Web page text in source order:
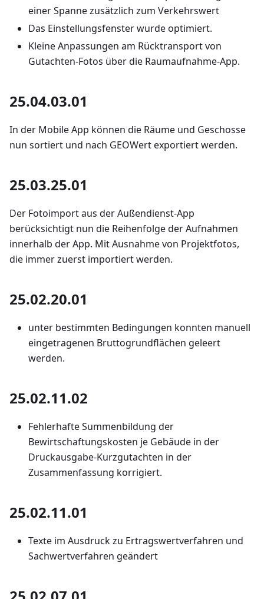
einer Spanne zusätzlich zum Verkehrswert
Das Einstellungsfenster wurde optimiert.
Kleine Anpassungen am Rücktransport von
Gutachten-Fotos über die Raumaufnahme-App.
25.04.03.01
In der Mobile App können die Räume und Geschosse
nun sortiert und nach GEOWert exportiert werden.
25.03.25.01
Der Fotoimport aus der Außendienst-App
berücksichtigt nun die Reihenfolge der Aufnahmen
innerhalb der App. Mit Ausnahme von Projektfotos,
die immer zuerst importiert werden.
25.02.20.01
unter bestimmten Bedingungen konnten manuell
eingetragenen Bruttogrundflächen geleert
werden.
25.02.11.02
Fehlerhafte Summenbildung der
Bewirtschaftungskosten je Gebäude in der
Druckausgabe-Kurzgutachten in der
Zusammenfassung korrigiert.
25.02.11.01
Texte im Ausdruck zu Ertragswertverfahren und
Sachwertverfahren geändert